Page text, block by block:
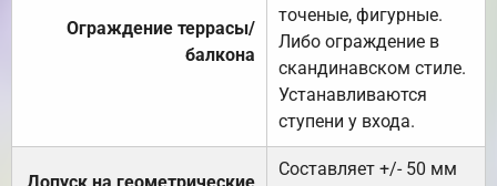
Ограждение террасы/
балкона
точеные, фигурные.
Либо ограждение в
скандинавском стиле.
Устанавливаются
ступени у входа.
Допуск на геометрические
Составляет +/- 50 мм